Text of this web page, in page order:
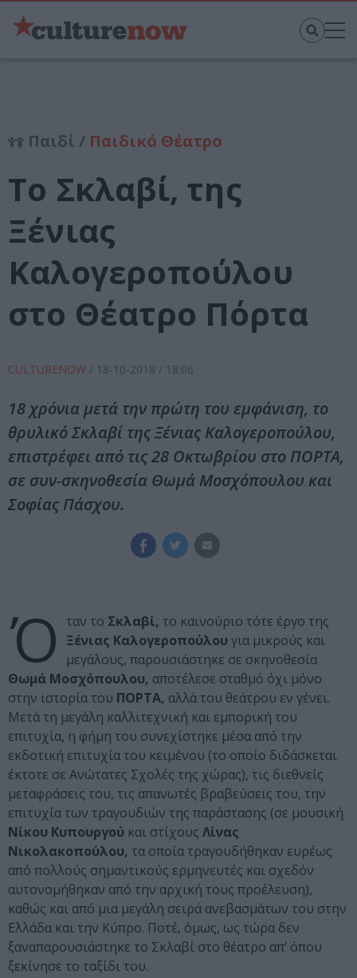
Παιδί / Παιδικό Θέατρο
Το Σκλαβί, της
Ξένιας
Καλογεροπούλου
στο Θέατρο Πόρτα
CULTURENOW / 18-10-2018 / 18:06
18 χρόνια μετά την πρώτη του εμφάνιση, το
θρυλικό Σκλαβί της Ξένιας Καλογεροπούλου,
επιστρέφει από τις 28 Οκτωβρίου στο ΠΟΡΤΑ,
σε συν-σκηνοθεσία Θωμά Μοσχόπουλου και
Σοφίας Πάσχου.
Ό ταν το Σκλαβί, το καινούριο τότε έργο της
Ξένιας Καλογεροπούλου για μικρούς και
μεγάλους, παρουσιάστηκε σε σκηνοθεσία
Θωμά Μοσχόπουλου, αποτέλεσε σταθμό όχι μόνο
στην ιστορία του ΠΟΡΤΑ, αλλά του θεάτρου εν γένει.
Μετά τη μεγάλη καλλιτεχνική και εμπορική του
επιτυχία, η φήμη του συνεχίστηκε μέσα από την
εκδοτική επιτυχία του κειμένου (το οποίο διδάσκεται
έκτοτε σε Ανώτατες Σχολές της χώρας), τις διεθνείς
μεταφράσεις του, τις απανωτές βραβεύσεις του, την
επιτυχία των τραγουδιών της παράστασης (σε μουσική
Νίκου Κυπουργού και στίχους Λίνας
Νικολακοπούλου, τα οποία τραγουδήθηκαν ευρέως
από πολλούς σημαντικούς ερμηνευτές και σχεδόν
αυτονομήθηκαν από την αρχική τους προέλευση),
καθώς και από μια μεγάλη σειρά ανεβασμάτων του στην
Ελλάδα και την Κύπρο. Ποτέ, όμως, ως τώρα δεν
ξαναπαρουσιάστηκε το Σκλαβί στο θέατρο απ’ όπου
ξεκίνησε το ταξίδι του.